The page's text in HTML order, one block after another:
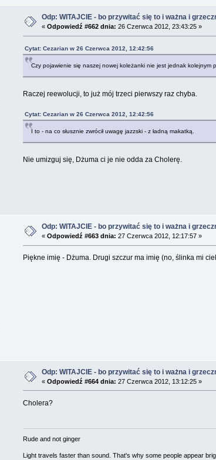
Odp: WITAJCIE - bo przywitać się to i ważna i
«Odpowiedź #662 dnia: 26 Czerwca 2012, 23:43:25 »
Cytat: Cezarian w 26 Czerwca 2012, 12:42:56
Czy pojawienie się naszej nowej koleżanki nie jest jednak kolejnym
Raczej reewolucji, to już mój trzeci pierwszy raz chyba.
Cytat: Cezarian w 26 Czerwca 2012, 12:42:56
I to - na co słusznie zwrócił uwagę jazzski - z ładną makatką.
Nie umizguj się, Dżuma ci je nie odda za Cholerę.
Odp: WITAJCIE - bo przywitać się to i ważna i
«Odpowiedź #663 dnia: 27 Czerwca 2012, 12:17:57 »
Piękne imię - Dżuma. Drugi szczur ma imię (no, ślinka mi
Odp: WITAJCIE - bo przywitać się to i ważna i
«Odpowiedź #664 dnia: 27 Czerwca 2012, 13:12:25 »
Cholera?
Rude and not ginger
Light travels faster than sound. That's why some people appear